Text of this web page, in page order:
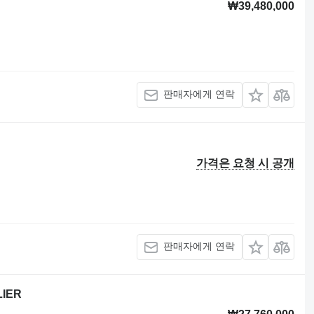
₩39,480,000
판매자에게 연락
가격은 요청 시 공개
판매자에게 연락